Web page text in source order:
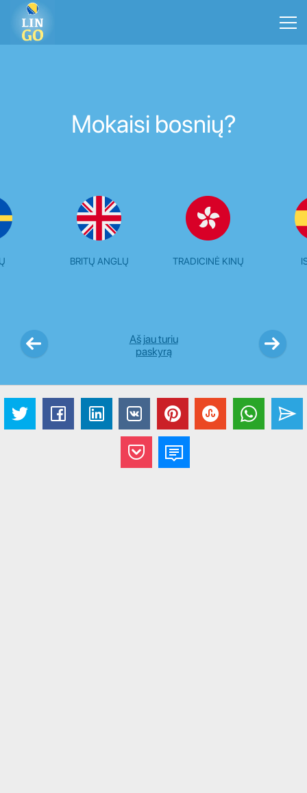
Mokaisi bosnių?
BRITŲ ANGLŲ TRADICINĖ KINŲ
Aš jau turiu
paskyrą